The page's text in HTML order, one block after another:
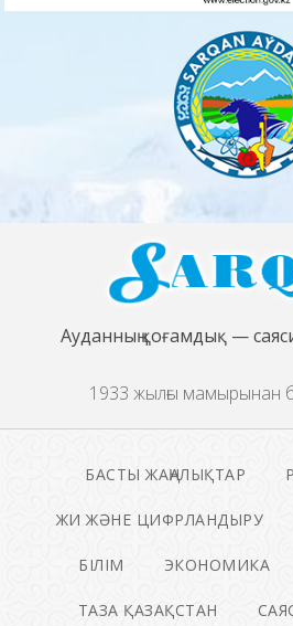
Ауданның қоғамдық —
1933 жылғы мамырынан
БАСТЫ ЖАҢАЛЫҚТАР
ЖИ ЖӘНЕ ЦИФРЛАНДЫРУ
БІЛІМ ЭКОНОМИКА
ТАЗА ҚАЗАҚСТАН